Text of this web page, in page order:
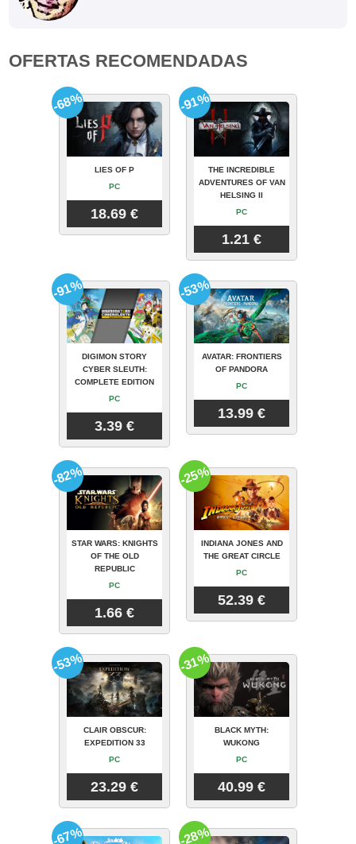
OFERTAS RECOMENDADAS
LIES OF P
PC
18.69 €
-68%
THE INCREDIBLE
ADVENTURES OF VAN
HELSING II
PC
1.21 €
-91%
DIGIMON STORY
CYBER SLEUTH:
COMPLETE EDITION
PC
3.39 €
-91%
AVATAR: FRONTIERS
OF PANDORA
PC
13.99 €
-53%
STAR WARS: KNIGHTS
OF THE OLD
REPUBLIC
PC
1.66 €
-82%
INDIANA JONES AND
THE GREAT CIRCLE
PC
52.39 €
-25%
CLAIR OBSCUR:
EXPEDITION 33
PC
23.29 €
-53%
BLACK MYTH:
WUKONG
PC
40.99 €
-31%
-67% -28%